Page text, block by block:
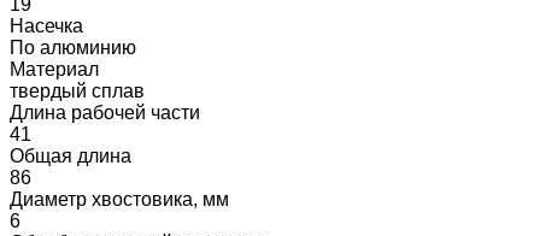
Насечка
По алюминию
Материал
твердый сплав
Длина рабочей части
41
Общая длина
86
Диаметр хвостовика, мм
6